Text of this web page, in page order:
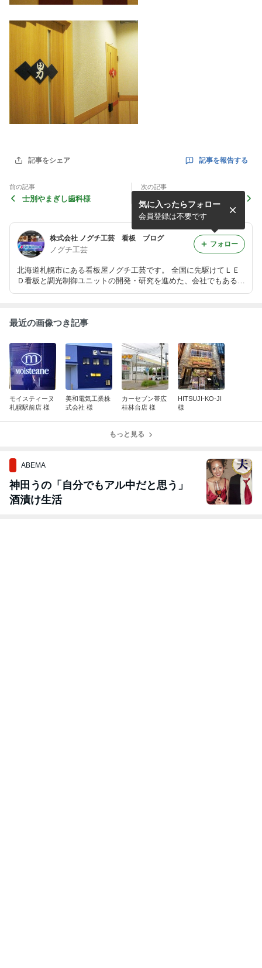
記事をシェア 記事を報告する
前の記事
士別やまぎし歯科様
次の記事
株式会社 ノグチ工芸 看板 ブログ
ノグチ工芸
北海道札幌市にある看板屋ノグチ工芸です。 全国に先駆けてＬＥ
Ｄ看板と調光制御ユニットの開発・研究を進めた、会社でもあるん
です。 ホームページ http://www.noguchi-kogei.co.jp/
気に入ったらフォロー
会員登録は不要です
フォロー
最近の画像つき記事
モイスティーヌ
札幌駅前店 様
美和電気工業株
式会社 様
カーセブン帯広
桂林台店 様
HITSUJI-KO-JI
様
もっと見る
ABEMA
神田うの「自分でもアル中だと思う」
酒漬け生活